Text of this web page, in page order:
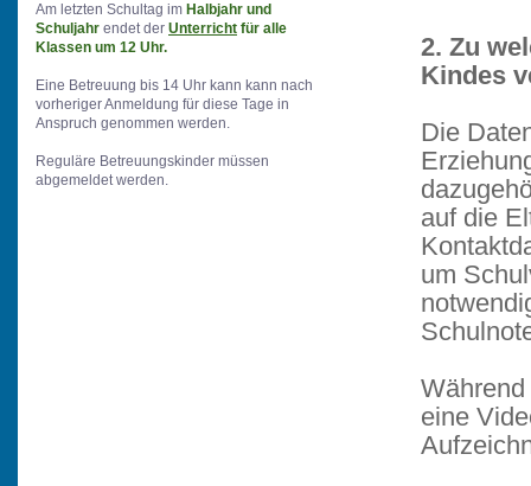
Am letzten Schultag im Halbjahr und
Schuljahr endet der Unterricht für alle
Klassen um 12 Uhr.
Eine Betreuung bis 14 Uhr kann kann nach
vorheriger Anmeldung für diese Tage in
Anspruch genommen werden.
Reguläre Betreuungskinder müssen
abgemeldet werden.
2. Zu
Kindes
Die
auf die
um
eine